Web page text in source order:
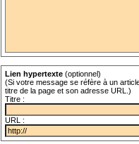
Lien hypertexte (optionnel)
(Si votre message se réfère à un
titre de la page et son adresse URL.)
Titre :
URL :